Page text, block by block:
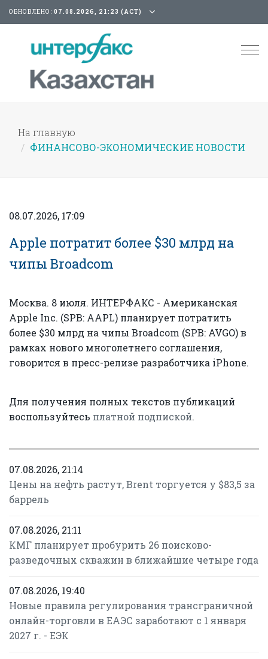
ОБНОВЛЕНО: 07.08.2026, 21:23 (АСТ)
На главную
ФИНАНСОВО-ЭКОНОМИЧЕСКИЕ НОВОСТИ
08.07.2026, 17:09
Apple потратит более $30 млрд на
чипы Broadcom
Москва. 8 июля. ИНТЕРФАКС - Американская
Apple Inc. (SPB: AAPL) планирует потратить
более $30 млрд на чипы Broadcom (SPB: AVGO) в
рамках нового многолетнего соглашения,
говорится в пресс-релизе разработчика iPhone.
Для получения полных текстов публикаций
воспользуйтесь платной подпиской.
07.08.2026, 21:14
Цены на нефть растут, Brent торгуется у $83,5 за
баррель
07.08.2026, 21:11
КМГ планирует пробурить 26 поисково-
разведочных скважин в ближайшие четыре года
07.08.2026, 19:40
Новые правила регулирования трансграничной
онлайн-торговли в ЕАЭС заработают с 1 января
2027 г. - ЕЭК